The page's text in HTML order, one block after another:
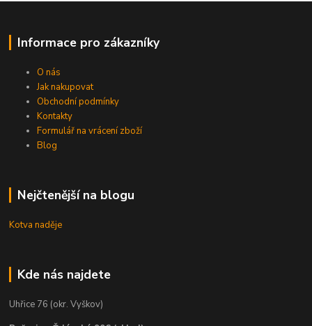
Informace pro zákazníky
O nás
Jak nakupovat
Obchodní podmínky
Kontakty
Formulář na vrácení zboží
Blog
Nejčtenější na blogu
Kotva naděje
Kde nás najdete
Uhřice 76 (okr. Vyškov)